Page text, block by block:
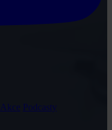
Akce Podcasty